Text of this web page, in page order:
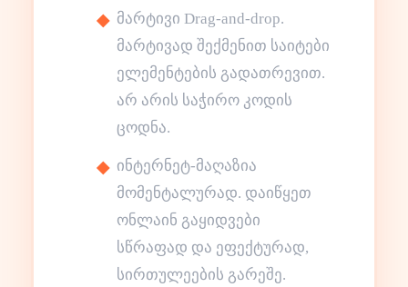
მარტივი Drag-and-drop.
მარტივად შექმენით საიტები
ელემენტების გადათრევით.
არ არის საჭირო კოდის
ცოდნა.
ინტერნეტ-მაღაზია
მომენტალურად. დაიწყეთ
ონლაინ გაყიდვები
სწრაფად და ეფექტურად,
სირთულეების გარეშე.